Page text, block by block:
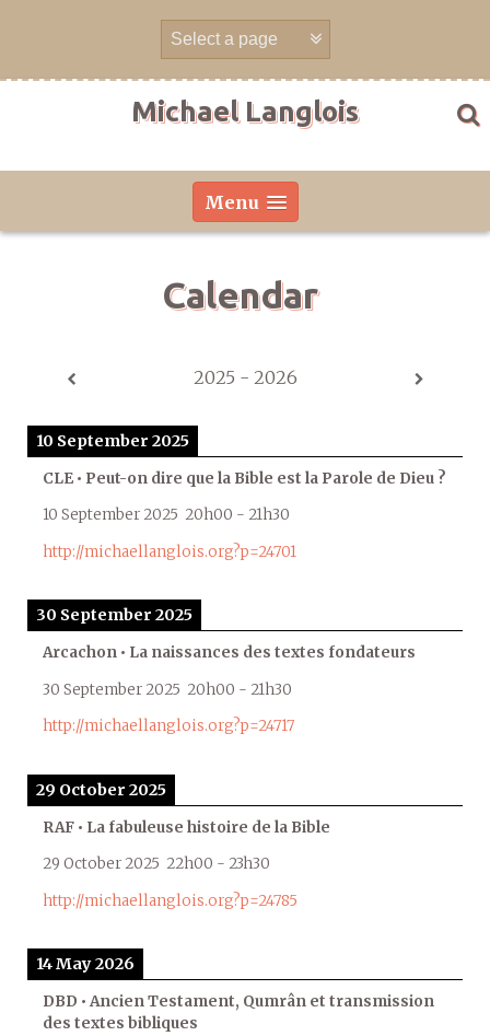
Michael Langlois
Menu
Calendar
2025 - 2026
10 September 2025
CLE • Peut-on dire que la Bible est la Parole de Dieu ?
10 September 2025 20h00 - 21h30
http://michaellanglois.org?p=24701
30 September 2025
Arcachon • La naissances des textes fondateurs
30 September 2025 20h00 - 21h30
http://michaellanglois.org?p=24717
29 October 2025
RAF • La fabuleuse histoire de la Bible
29 October 2025 22h00 - 23h30
http://michaellanglois.org?p=24785
14 May 2026
DBD • Ancien Testament, Qumrân et transmission
des textes bibliques